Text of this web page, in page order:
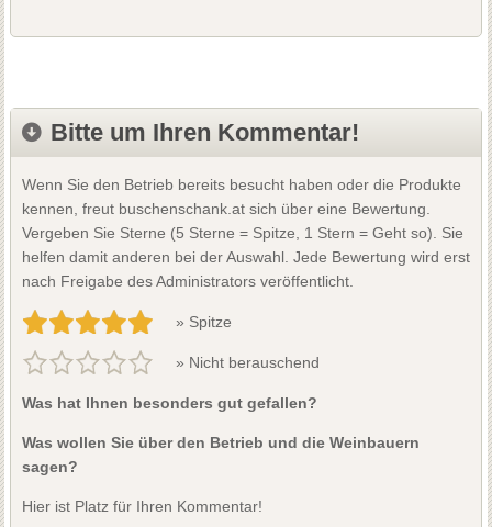
Bitte um Ihren Kommentar!
Wenn Sie den Betrieb bereits besucht haben oder die Produkte
kennen, freut buschenschank.at sich über eine Bewertung.
Vergeben Sie Sterne (5 Sterne = Spitze, 1 Stern = Geht so). Sie
helfen damit anderen bei der Auswahl. Jede Bewertung wird erst
nach Freigabe des Administrators veröffentlicht.
» Spitze
» Nicht berauschend
Was hat Ihnen besonders gut gefallen?
Was wollen Sie über den Betrieb und die Weinbauern
sagen?
Hier ist Platz für Ihren Kommentar!